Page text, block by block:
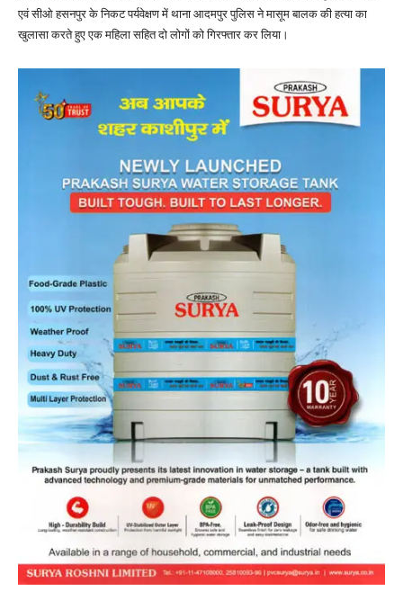
एवं सीओ हसनपुर के निकट पर्यवेक्षण में थाना आदमपुर पुलिस ने मासूम बालक की हत्या का
खुलासा करते हुए एक महिला सहित दो लोगों को गिरफ्तार कर लिया।